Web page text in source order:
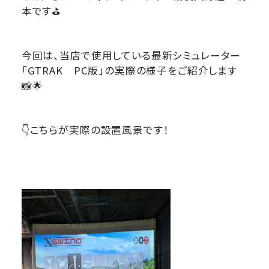
本です⛳
今回は、当店で使用している最新シミュレーター
「GTRAK PC版」の実際の様子をご紹介します
📸🌟
👇こちらが実際の設置風景です！